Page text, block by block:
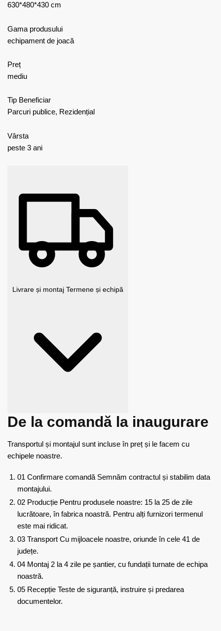
630*480*430 cm
Gama produsului
echipament de joacă
Preț
mediu
Tip Beneficiar
Parcuri publice, Rezidențial
Vârsta
peste 3 ani
Livrare și montaj Termene și echipă
De la comandă la inaugurare
Transportul și montajul sunt incluse în preț și le facem cu
echipele noastre.
01 Confirmare comandă Semnăm contractul și stabilim data
montajului.
02 Producție Pentru produsele noastre: 15 la 25 de zile
lucrătoare, în fabrica noastră. Pentru alți furnizori termenul
este mai ridicat.
03 Transport Cu mijloacele noastre, oriunde în cele 41 de
județe.
04 Montaj 2 la 4 zile pe șantier, cu fundații turnate de echipa
noastră.
05 Recepție Teste de siguranță, instruire și predarea
documentelor.